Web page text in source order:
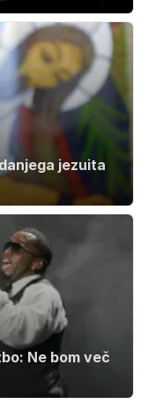
jezuita
Ne bom več